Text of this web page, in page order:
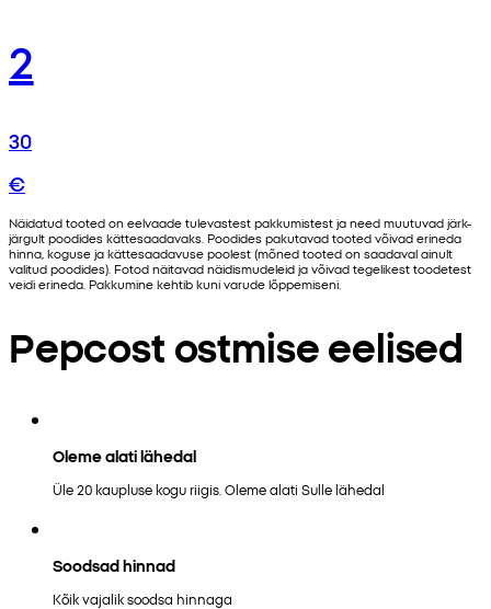
2
30
€
Näidatud tooted on eelvaade tulevastest pakkumistest ja need muutuvad järk-
järgult poodides kättesaadavaks. Poodides pakutavad tooted võivad erineda
hinna, koguse ja kättesaadavuse poolest (mõned tooted on saadaval ainult
valitud poodides). Fotod näitavad näidismudeleid ja võivad tegelikest toodetest
veidi erineda. Pakkumine kehtib kuni varude lõppemiseni.
Pepcost ostmise eelised
Oleme alati lähedal
Üle 20 kaupluse kogu riigis. Oleme alati Sulle lähedal
Soodsad hinnad
Kõik vajalik soodsa hinnaga